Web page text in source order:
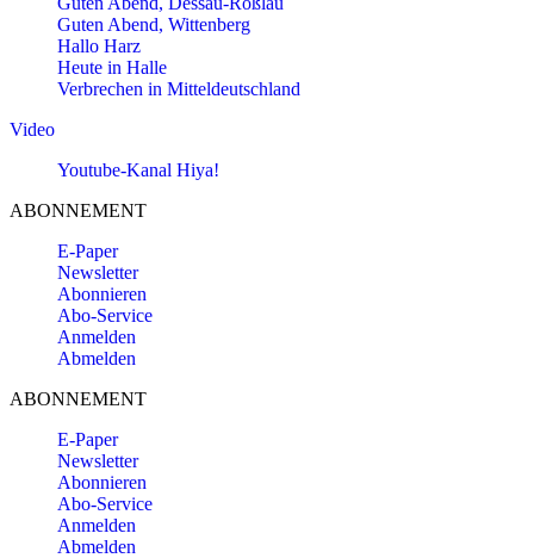
Guten Abend, Wittenberg
Hallo Harz
Heute in Halle
Verbrechen in Mitteldeutschland
Video
Youtube-Kanal Hiya!
ABONNEMENT
E-Paper
Newsletter
Abonnieren
Abo-Service
Anmelden
Abmelden
ABONNEMENT
E-Paper
Newsletter
Abonnieren
Abo-Service
Anmelden
Abmelden